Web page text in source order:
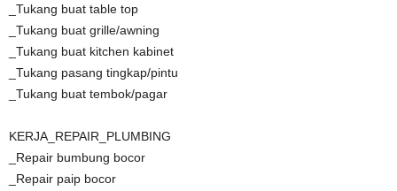
_Tukang buat table top
_Tukang buat grille/awning
_Tukang buat kitchen kabinet
_Tukang pasang tingkap/pintu
_Tukang buat tembok/pagar
KERJA_REPAIR_PLUMBING
_Repair bumbung bocor
_Repair paip bocor